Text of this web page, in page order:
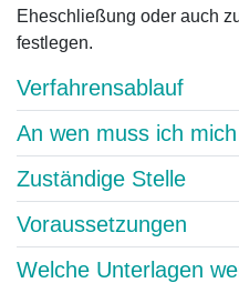
Eheschließung oder auch
festlegen.
Verfahrensablauf
An wen muss ich
Zuständige Stelle
Voraussetzungen
Welche Unterlagen